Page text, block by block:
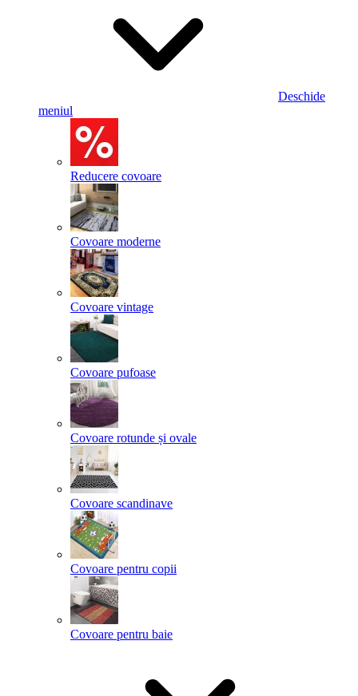
Deschide
meniul
Reducere covoare
Covoare moderne
Covoare vintage
Covoare pufoase
Covoare rotunde și ovale
Covoare scandinave
Covoare pentru copii
Covoare pentru baie